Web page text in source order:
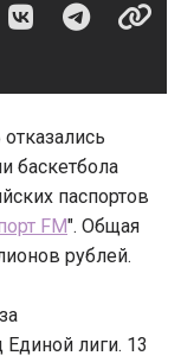
баскетбола
паспортов
FM". Общая
рублей.
лиги. 13